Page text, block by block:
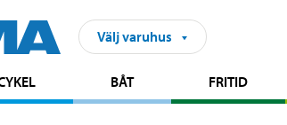
Välj varuhus
BÅT FRITID